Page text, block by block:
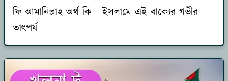
ফি আমানিল্লাহ অর্থ কি - ইসলামে এই বাক্যের গভীর
তাৎপর্য